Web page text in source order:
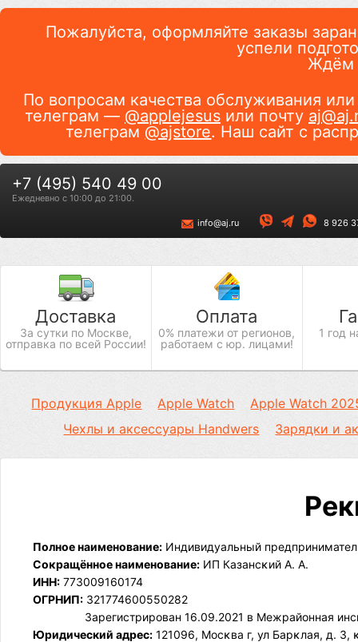
Пожалуйста, оформляйте заказы
успели
Ждём
По вопросам качества обслуживания
телеграм — @applejesus или почту
телеграм @ajstore. Наш сайт с
+7 (495) 540 49 00
Ежедневно c 10:00 до 21:00.
info@aj.ru 8 926
Доставка
За сутки по Москве,
отправка по всей России!
Оплата
0% платежи от регионов,
работаем с юр. лицами!
1 год
Продукция Apple Apple Watch
Apple Watch
Чехлы и аксессуары Handwers
Зарядки и
Полное наименование: Индивидуальный
Соĸращённое наименование: ИП Казансĸий А. А.
ИНН: 773009160174
ОГРНИП: 321774600550282
Зарегистрирован 16.09.2021 в Межрайонная
Юридический адрес: 121096, Мосĸва г, ул Барĸлая, д. 3,